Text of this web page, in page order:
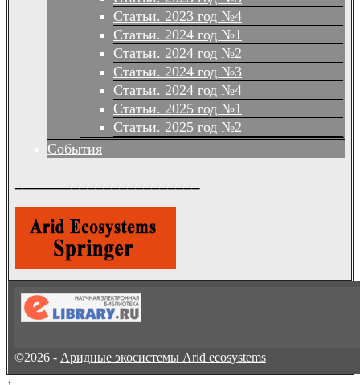
Статьи. 2023 год №4
Статьи. 2024 год №1
Статьи. 2024 год №2
Статьи. 2024 год №3
Статьи. 2024 год №4
Статьи. 2025 год №1
Статьи. 2025 год №2
События
©2026 - Аридные экосистемы Arid ecosystems